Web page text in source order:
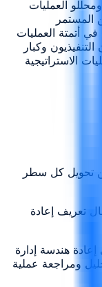
العمليات
المستمر
أتمتة العمليات
وكبار
الاستراتيجية
تحويل كل سطر
تعريف إعادة
هندسة إدارة
ومراجعة عملية